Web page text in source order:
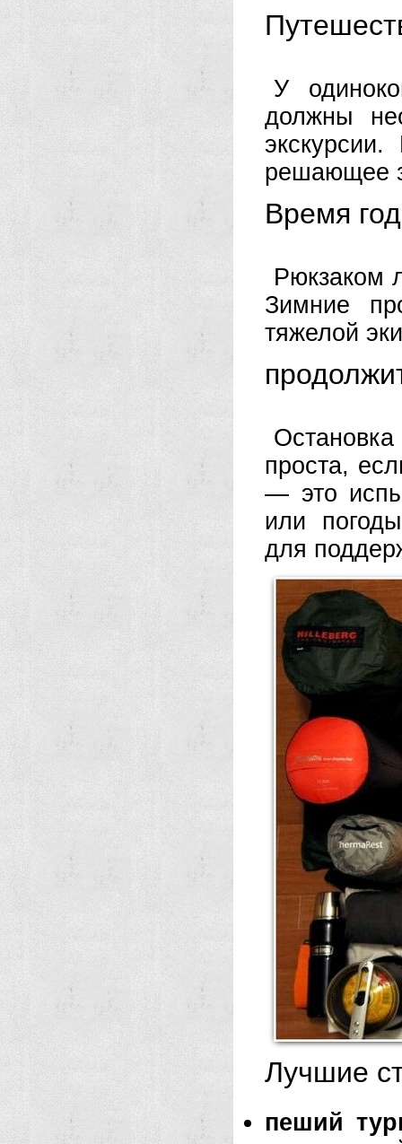
У
должны
решающее
Время
Рюкзаком
Зимние
тяжелой
проста,
— это
или
для
Лучшие
пеший